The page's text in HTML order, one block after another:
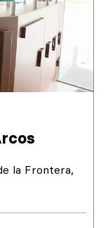
la Frontera,